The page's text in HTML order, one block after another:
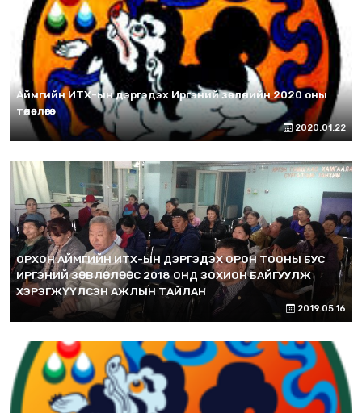
Аймгийн ИТХ-ын дэргэдэх Иргэний зөвлөлийн 2020 оны
төлөвлөгөө
2020.01.22
ОРХОН АЙМГИЙН ИТХ-ЫН ДЭРГЭДЭХ ОРОН ТООНЫ БУС
ИРГЭНИЙ ЗӨВЛӨЛӨӨС 2018 ОНД ЗОХИОН БАЙГУУЛЖ
ХЭРЭГЖҮҮЛСЭН АЖЛЫН ТАЙЛАН
2019.05.16